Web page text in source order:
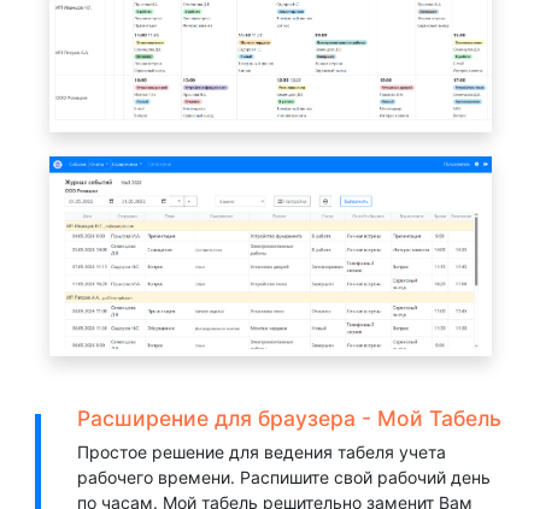
Расширение для браузера - Мой Табель
Простое решение для ведения табеля учета
рабочего времени. Распишите свой рабочий день
по часам. Мой табель решительно заменит Вам